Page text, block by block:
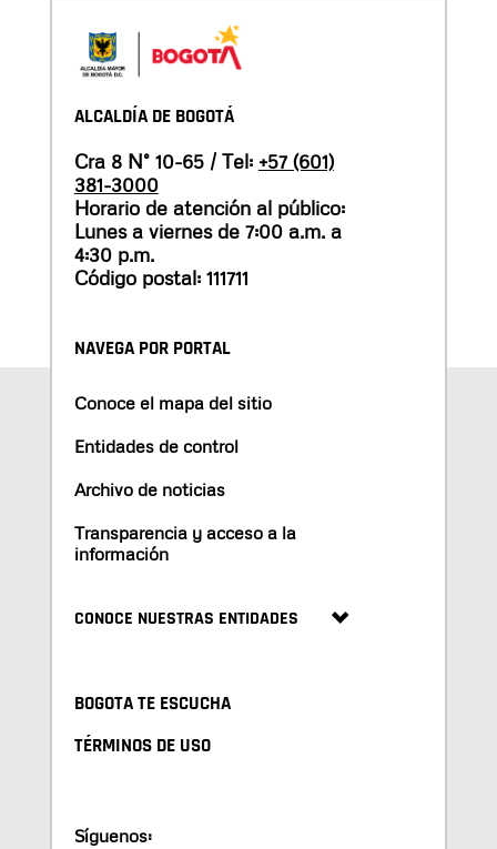
ALCALDÍA DE BOGOTÁ
Cra 8 N° 10-65 / Tel: +57 (601)
381-3000
Horario de atención al público:
Lunes a viernes de 7:00 a.m. a
4:30 p.m.
Código postal: 111711
NAVEGA POR PORTAL
Conoce el mapa del sitio
Entidades de control
Archivo de noticias
Transparencia y acceso a la
información
CONOCE NUESTRAS ENTIDADES
BOGOTA TE ESCUCHA
TÉRMINOS DE USO
Síguenos: